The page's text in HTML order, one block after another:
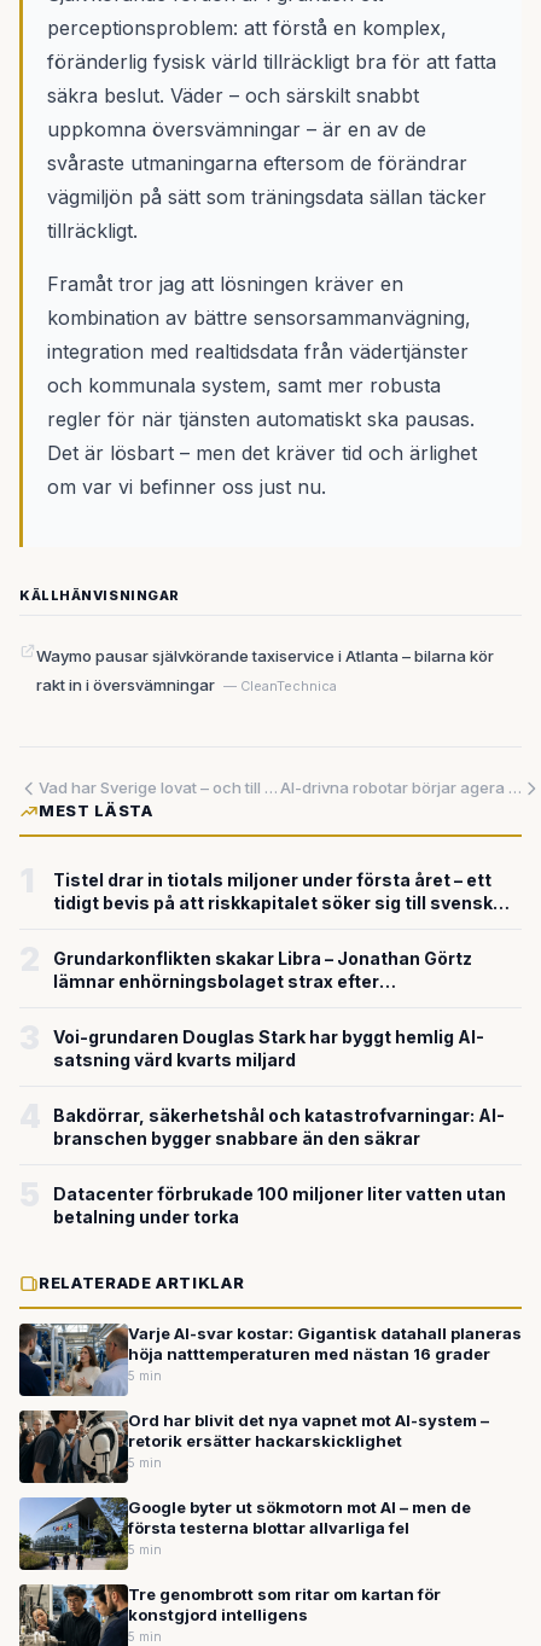
perceptionsproblem: att förstå en komplex,
föränderlig fysisk värld tillräckligt bra för att fatta
säkra beslut. Väder – och särskilt snabbt
uppkomna översvämningar – är en av de
svåraste utmaningarna eftersom de förändrar
vägmiljön på sätt som träningsdata sällan täcker
tillräckligt.
Framåt tror jag att lösningen kräver en
kombination av bättre sensorsammanvägning,
integration med realtidsdata från vädertjänster
och kommunala system, samt mer robusta
regler för när tjänsten automatiskt ska pausas.
Det är lösbart – men det kräver tid och ärlighet
om var vi befinner oss just nu.
KÄLLHÄNVISNINGAR
Waymo pausar självkörande taxiservice i Atlanta – bilarna kör
rakt in i översvämningar — CleanTechnica
Vad har Sverige lovat – och till vilket pris?
AI-drivna robotar börjar agera på egen hand – och skiftet har bara börjat
MEST LÄSTA
Tistel drar in tiotals miljoner under första året – ett
tidigt bevis på att riskkapitalet söker sig till svensk
Grundarkonflikten skakar Libra – Jonathan Görtz
lämnar enhörningsbolaget strax efter
Voi-grundaren Douglas Stark har byggt hemlig AI-
satsning värd kvarts miljard
Bakdörrar, säkerhetshål och katastrofvarningar: AI-
branschen bygger snabbare än den säkrar
Datacenter förbrukade 100 miljoner liter vatten utan
betalning under torka
RELATERADE ARTIKLAR
Varje AI-svar kostar: Gigantisk datahall planeras
höja natttemperaturen med nästan 16 grader
5 min
Ord har blivit det nya vapnet mot AI-system –
retorik ersätter hackarskicklighet
5 min
Google byter ut sökmotorn mot AI – men de
första testerna blottar allvarliga fel
5 min
Tre genombrott som ritar om kartan för
konstgjord intelligens
5 min